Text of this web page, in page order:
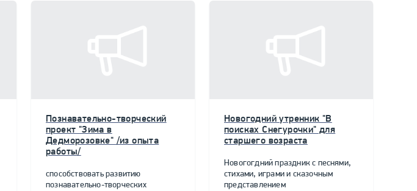
Познавательно-творческий
проект "Зима в
Дедморозовке" /из опыта
работы/
способствовать развитию
познавательно-творческих
Новогодний утренник "В
поисках Снегурочки" для
старшего возраста
Новогогдний праздник с песнями,
стихами, играми и сказочным
представлением